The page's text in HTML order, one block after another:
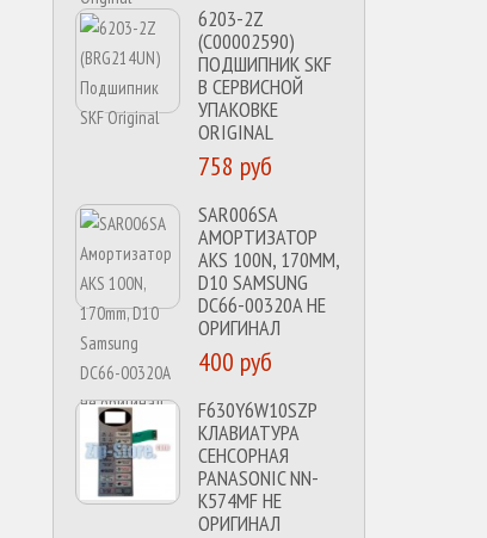
6203-2Z
(C00002590)
ПОДШИПНИК SKF
В СЕРВИСНОЙ
УПАКОВКЕ
ORIGINAL
758 руб
SAR006SA
АМОРТИЗАТОР
AKS 100N, 170MM,
D10 SAMSUNG
DC66-00320A НЕ
ОРИГИНАЛ
400 руб
F630Y6W10SZP
КЛАВИАТУРА
СЕНСОРНАЯ
PANASONIC NN-
K574MF НЕ
ОРИГИНАЛ